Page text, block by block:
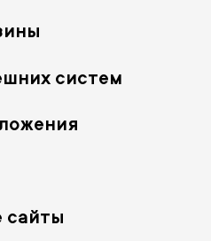
систем
сайты